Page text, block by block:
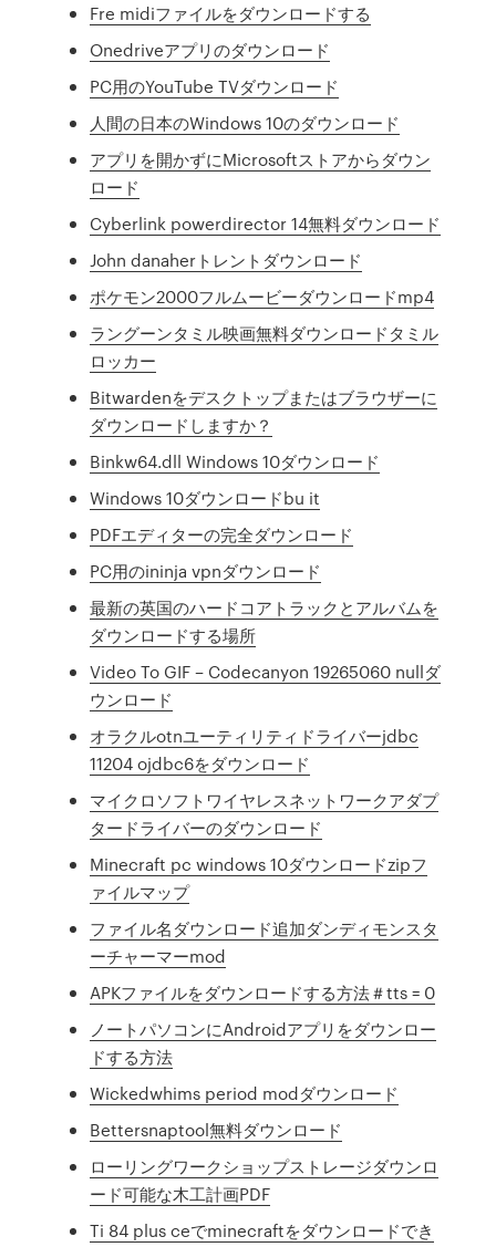
Fre midiファイルをダウンロードする
Onedriveアプリのダウンロード
PC用のYouTube TVダウンロード
人間の日本のWindows 10のダウンロード
アプリを開かずにMicrosoftストアからダウン
ロード
Cyberlink powerdirector 14無料ダウンロード
John danaherトレントダウンロード
ポケモン2000フルムービーダウンロードmp4
ラングーンタミル映画無料ダウンロードタミル
ロッカー
Bitwardenをデスクトップまたはブラウザーに
ダウンロードしますか？
Binkw64.dll Windows 10ダウンロード
Windows 10ダウンロードbu it
PDFエディターの完全ダウンロード
PC用のininja vpnダウンロード
最新の英国のハードコアトラックとアルバムを
ダウンロードする場所
Video To GIF – Codecanyon 19265060 nullダ
ウンロード
オラクルotnユーティリティドライバーjdbc
11204 ojdbc6をダウンロード
マイクロソフトワイヤレスネットワークアダプ
タードライバーのダウンロード
Minecraft pc windows 10ダウンロードzipフ
ァイルマップ
ファイル名ダウンロード追加ダンディモンスタ
ーチャーマーmod
APKファイルをダウンロードする方法＃tts = 0
ノートパソコンにAndroidアプリをダウンロー
ドする方法
Wickedwhims period modダウンロード
Bettersnaptool無料ダウンロード
ローリングワークショップストレージダウンロ
ード可能な木工計画PDF
Ti 84 plus ceでminecraftをダウンロードでき